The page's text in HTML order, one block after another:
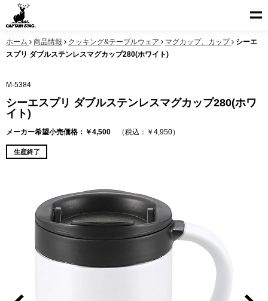
ホーム 商品情報 クッキング&テーブルウェア マグカップ、カップ
シーエ
スプリ ダブルステンレスマグカップ280(ホワイト)
M-5384
シーエスプリ ダブルステンレスマグカップ280(ホワ
イト)
メーカー希望小売価格：￥4,500 （税込：￥4,950）
生産終了